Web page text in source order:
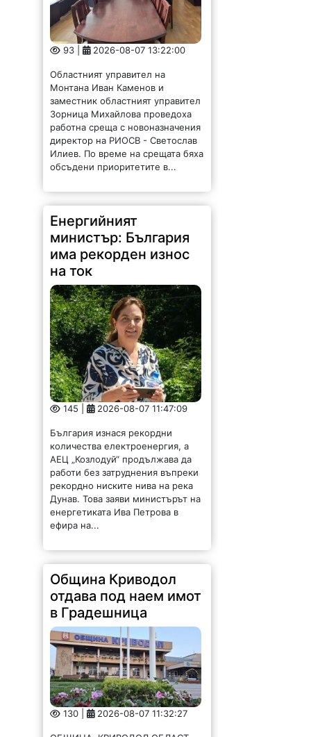
93 | 2026-08-07 13:22:00
Областният управител на
Монтана Иван Каменов и
заместник областният управител
Зорница Михайлова проведоха
работна среща с новоназначения
директор на РИОСВ - Светослав
Илиев. По време на срещата бяха
обсъдени приоритетите в...
Енергийният
министър: България
има рекорден износ
на ток
145 | 2026-08-07 11:47:09
България изнася рекордни
количества електроенергия, а
АЕЦ „Козлодуй“ продължава да
работи без затруднения въпреки
рекордно ниските нива на река
Дунав. Това заяви министърът на
енергетиката Ива Петрова в
ефира на...
Община Криводол
отдава под наем имот
в Градешница
130 | 2026-08-07 11:32:27